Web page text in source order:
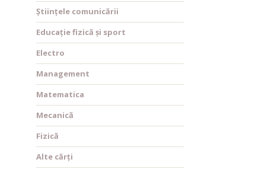
Științele comunicării
Educație fizică și sport
Electro
Management
Matematica
Mecanică
Fizică
Alte cărți